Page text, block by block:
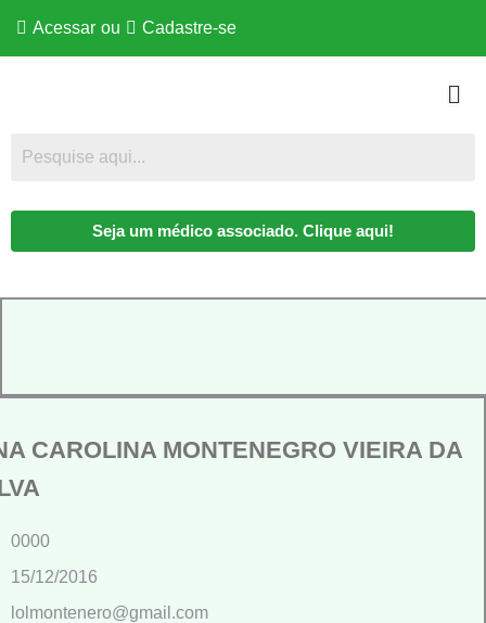
Acessar ou Cadastre-se
Seja um médico associado. Clique aqui!
CAROLINA MONTENEGRO VIEIRA DA
0000
15/12/2016
lolmontenero@gmail.com